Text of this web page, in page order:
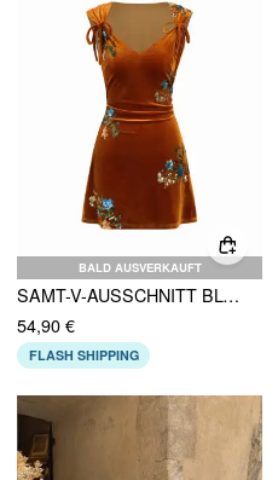
BALD AUSVERKAUFT
SAMT-V-AUSSCHNITT BLUMENSTICKEREI RÜSCHENKLEID MINI
54,90 €
FLASH SHIPPING